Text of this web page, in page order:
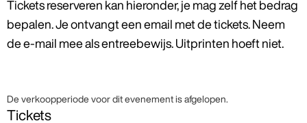
Tickets reserveren kan hieronder, je mag zelf het bedrag
bepalen. Je ontvangt een email met de tickets. Neem
de e-mail mee als entreebewijs. Uitprinten hoeft niet.
De verkoopperiode voor dit evenement is afgelopen.
Tickets